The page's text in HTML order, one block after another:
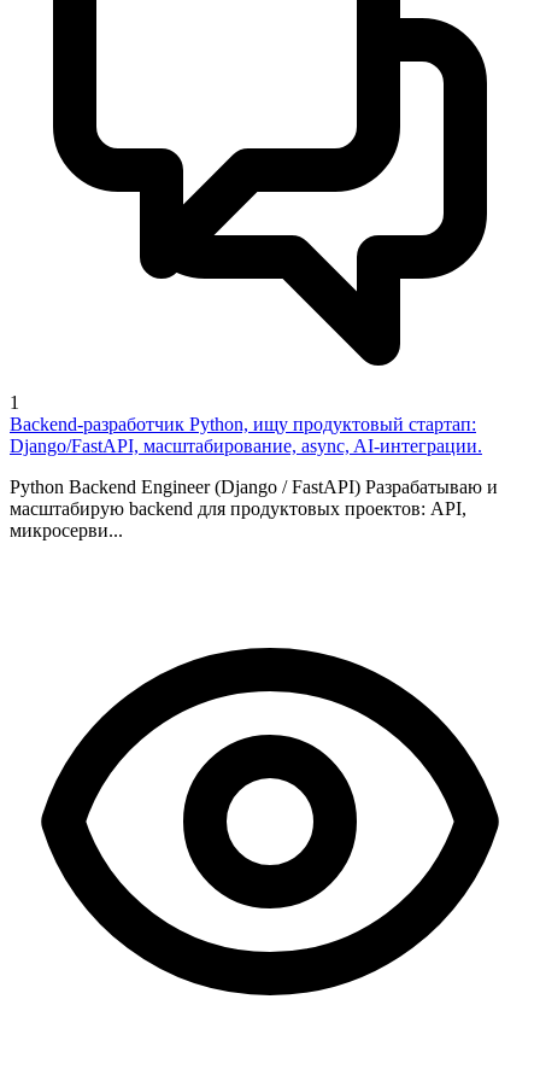
1
Backend-разработчик Python, ищу продуктовый стартап:
Django/FastAPI, масштабирование, async, AI-интеграции.
Python Backend Engineer (Django / FastAPI) Разрабатываю и
масштабирую backend для продуктовых проектов: API,
микросерви...